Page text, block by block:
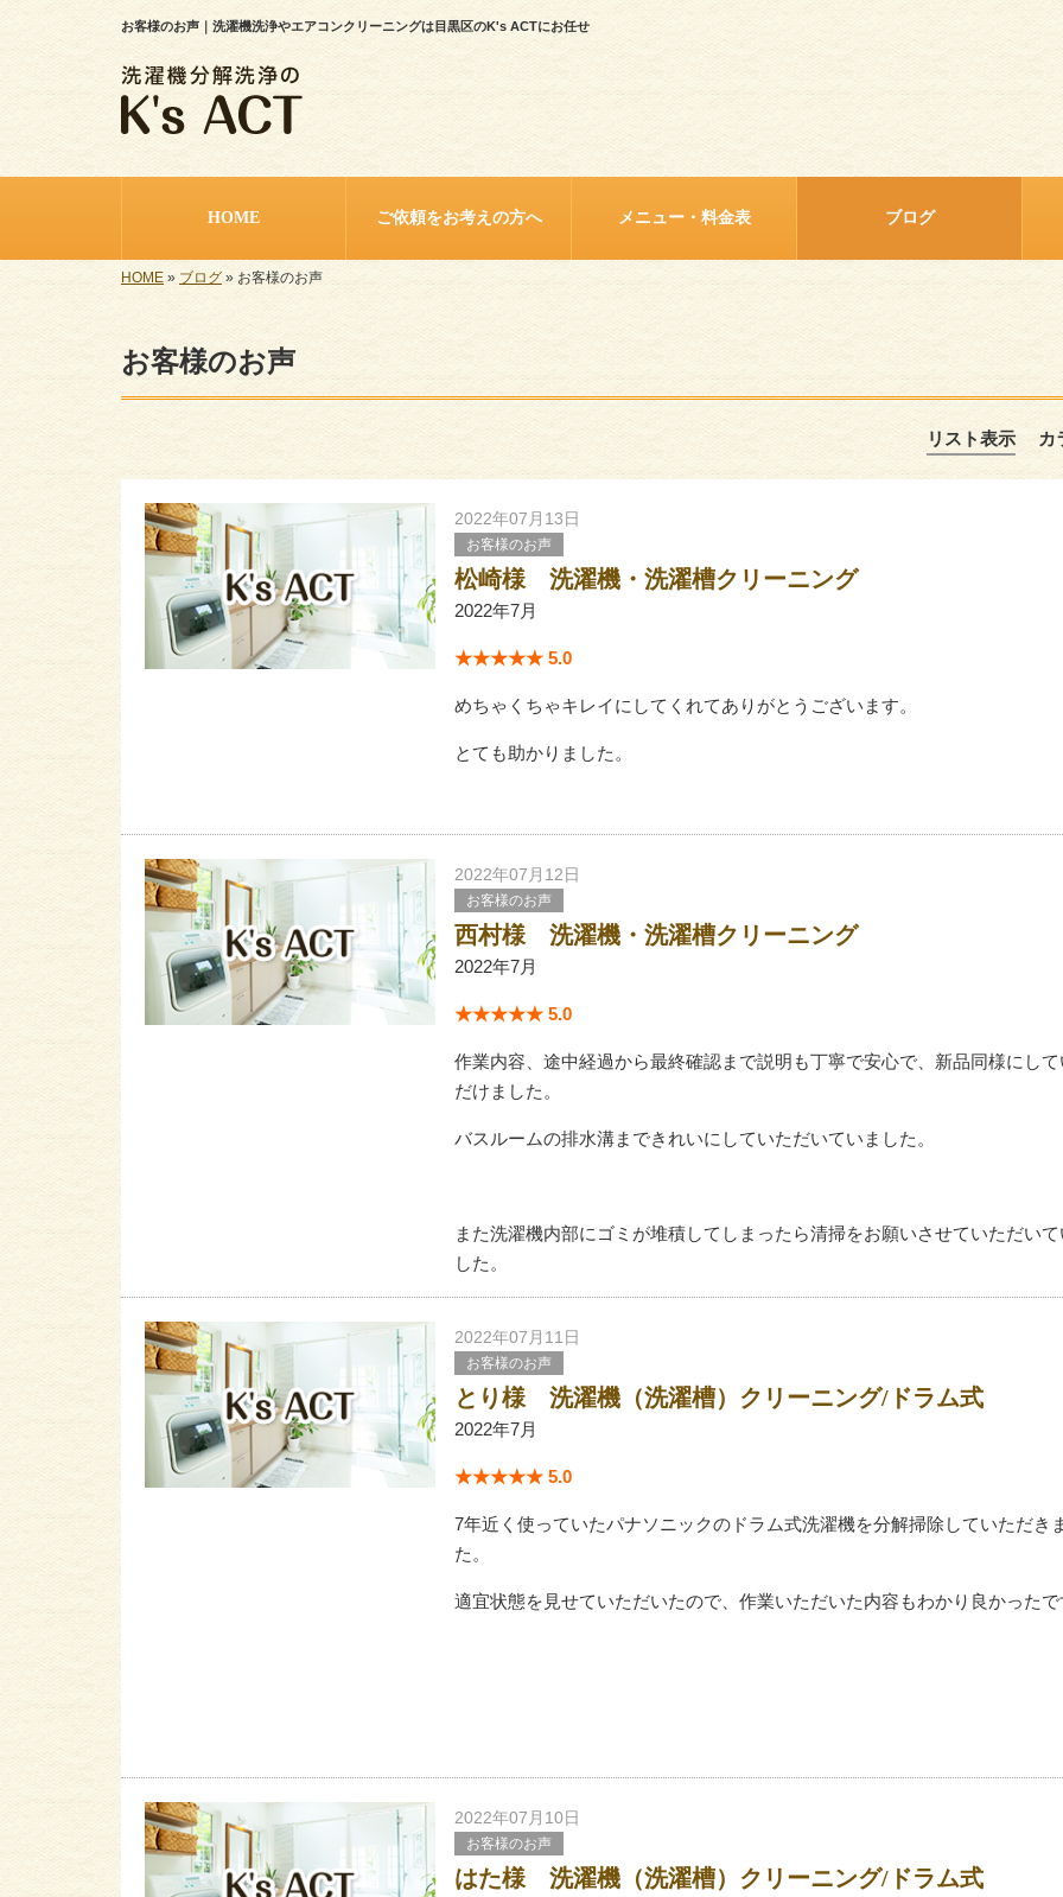
お客様のお声｜洗濯機洗浄やエアコンクリーニングは目黒区のK's ACTにお任せ
HOME ご依頼をお考えの方へ メニュー・料金表 ブログ
HOME » ブログ » お客様のお声
お客様のお声
リスト表示 カ
2022年07月13日
お客様のお声
松崎様 洗濯機・洗濯槽クリーニング
2022年7月
★★★★★ 5.0
めちゃくちゃキレイにしてくれてありがとうございます。
とても助かりました。
2022年07月12日
お客様のお声
西村様 洗濯機・洗濯槽クリーニング
2022年7月
★★★★★ 5.0
作業内容、途中経過から最終確認まで説明も丁寧で安心で、新品同様にし
だけました。
バスルームの排水溝まできれいにしていただいていました。
また洗濯機内部にゴミが堆積してしまったら清掃をお願いさせていただい
した。
2022年07月11日
お客様のお声
とり様 洗濯機（洗濯槽）クリーニング/ドラム式
2022年7月
★★★★★ 5.0
7年近く使っていたパナソニックのドラム式洗濯機を分解掃除していただき
た。
適宜状態を見せていただいたので、作業いただいた内容もわかり良かった
2022年07月10日
お客様のお声
はた様 洗濯機（洗濯槽）クリーニング/ドラム式